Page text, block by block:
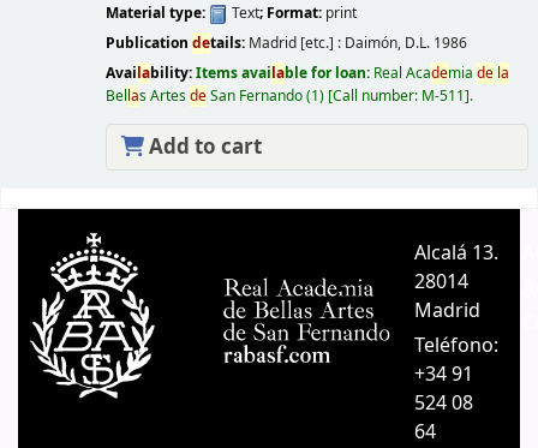
Material type:
Text; Format: print
Publication details: Madrid [etc.] : Daimón, D.L. 1986
Availability:Items available for loan: Real Academia de la
Bellas ArtesdeSan Fernando(1) Call number: M-511 .
Add to cart
Alcalá 13.
28014
Madrid
Teléfono:
+34 91
524 08
64